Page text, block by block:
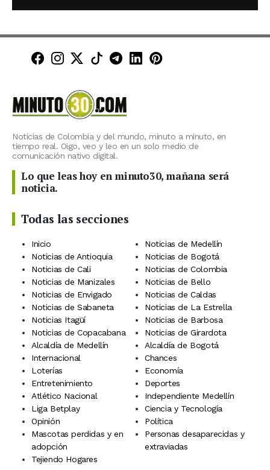
Minuto30 en Facebook
Minuto30 en Instagram
Minuto30 en X (Twitter)
Minuto30 en TikTok
Canal de Minuto30 en
Minuto30 en LinkedIn
Minuto30 en
Noticias de Colombia y del mundo, minuto a minuto, en
tiempo real. Oigo, veo y leo en un solo medio de
comunicación nativo digital.
Lo que leas hoy en minuto30, mañana será
noticia.
Todas las secciones
Inicio
Noticias de Medellín
Noticias de Antioquia
Noticias de Bogotá
Noticias de Cali
Noticias de Colombia
Noticias de Manizales
Noticias de Bello
Noticias de Envigado
Noticias de Caldas
Noticias de Sabaneta
Noticias de La Estrella
Noticias Itagüí
Noticias de Barbosa
Noticias de Copacabana
Noticias de Girardota
Alcaldía de Medellín
Alcaldía de Bogotá
Internacional
Chances
Loterías
Economía
Entretenimiento
Deportes
Atlético Nacional
Independiente Medellín
Liga Betplay
Ciencia y Tecnología
Opinión
Política
Mascotas perdidas y en
adopción
Personas desaparecidas y
extraviadas
Tejiendo Hogares